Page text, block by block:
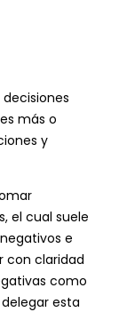
más o
y
el cual suele
e
con claridad
como
esta